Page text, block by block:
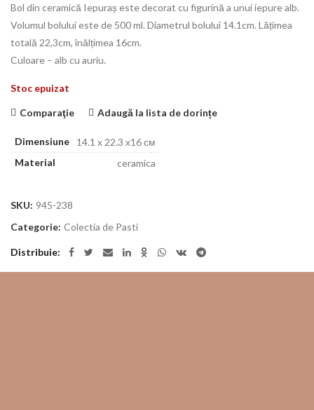
Bol din ceramică Iepuraș este decorat cu figurină a unui iepure alb.
Volumul bolului este de 500 ml. Diametrul bolului 14.1cm. Lățimea
totală 22,3cm, înălțimea 16cm.
Culoare – alb cu auriu.
Stoc epuizat
Comparaţie Adaugă la lista de dorințe
Dimensiune
14.1 х 22.3 х16 см
Material
ceramica
SKU: 945-238
Categorie: Colectia de Pasti
Distribuie